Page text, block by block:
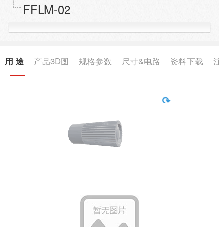
FFLM-02
用 途 产品3D图 规格参数 尺寸&电路 资料下载